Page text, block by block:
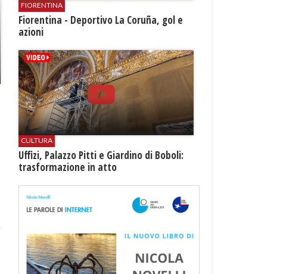
FIORENTINA
Fiorentina - Deportivo La Coruña, gol e
azioni
CULTURA
Uffizi, Palazzo Pitti e Giardino di Boboli:
trasformazione in atto